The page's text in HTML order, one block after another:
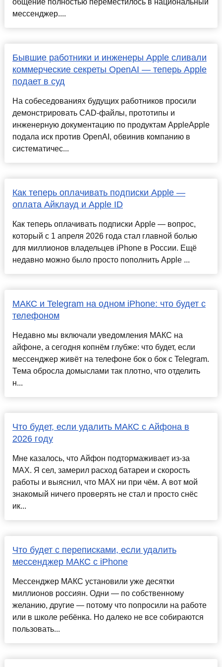
общение полностью переместилось в национальный
мессенджер....
Бывшие работники и инженеры Apple сливали
коммерческие секреты OpenAI — теперь Apple
подает в суд
На собеседованиях будущих работников просили
демонстрировать CAD-файлы, прототипы и
инженерную документацию по продуктам AppleApple
подала иск против OpenAI, обвинив компанию в
систематичес...
Как теперь оплачивать подписки Apple —
оплата Айклауд и Apple ID
Как теперь оплачивать подписки Apple — вопрос,
который с 1 апреля 2026 года стал главной болью
для миллионов владельцев iPhone в России. Ещё
недавно можно было просто пополнить Apple ...
МАКС и Telegram на одном iPhone: что будет с
телефоном
Недавно мы включали уведомления МАКС на
айфоне, а сегодня копнём глубже: что будет, если
мессенджер живёт на телефоне бок о бок с Telegram.
Тема обросла домыслами так плотно, что отделить
н...
Что будет, если удалить МАКС с Айфона в
2026 году
Мне казалось, что Айфон подтормаживает из-за
MAX. Я сел, замерил расход батареи и скорость
работы и выяснил, что MAX ни при чём. А вот мой
знакомый ничего проверять не стал и просто снёс
ик...
Что будет с переписками, если удалить
мессенджер МАКС с iPhone
Мессенджер МАКС установили уже десятки
миллионов россиян. Одни — по собственному
желанию, другие — потому что попросили на работе
или в школе ребёнка. Но далеко не все собираются
пользовать...